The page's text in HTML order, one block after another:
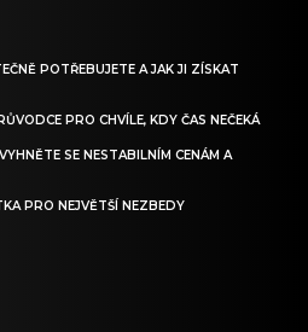
POTŘEBUJETE A JAK JI ZÍSKAT
PRO CHVÍLE, KDY ČAS NEČEKÁ
SE NESTABILNÍM CENÁM A
PRO NEJVĚTŠÍ NEZBEDY